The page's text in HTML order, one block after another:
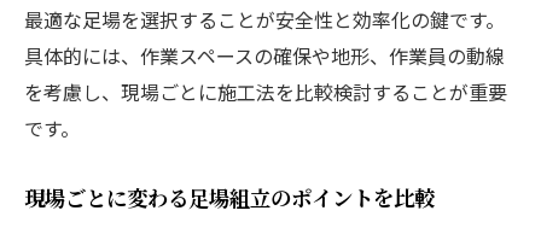
最適な足場を選択することが安全性と効率化の鍵です。
具体的には、作業スペースの確保や地形、作業員の動線
を考慮し、現場ごとに施工法を比較検討することが重要
です。
現場ごとに変わる足場組立のポイントを比較